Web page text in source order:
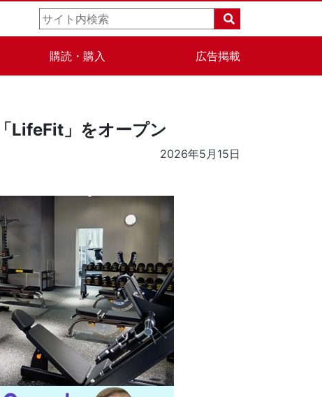
購読・購入 広告掲載
LifeFit」をオープン
2026年5月15日